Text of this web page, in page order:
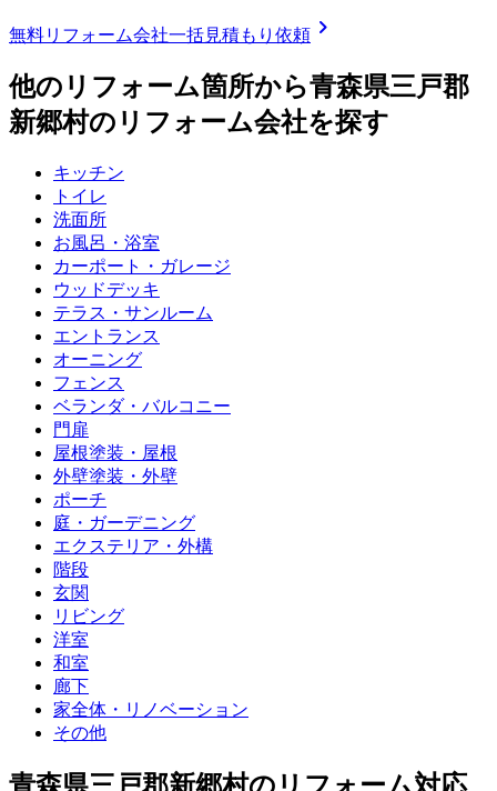
無料リフォーム会社一括見積もり依頼 chevron_right
他のリフォーム箇所から青森県三戸郡
新郷村のリフォーム会社を探す
キッチン
トイレ
洗面所
お風呂・浴室
カーポート・ガレージ
ウッドデッキ
テラス・サンルーム
エントランス
オーニング
フェンス
ベランダ・バルコニー
門扉
屋根塗装・屋根
外壁塗装・外壁
ポーチ
庭・ガーデニング
エクステリア・外構
階段
玄関
リビング
洋室
和室
廊下
家全体・リノベーション
その他